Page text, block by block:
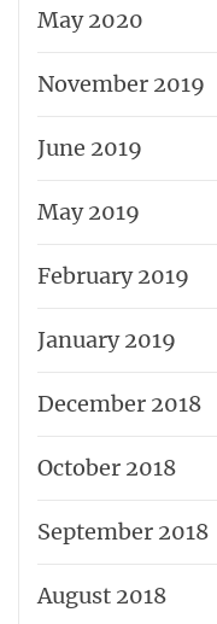
May 2020
November 2019
June 2019
May 2019
February 2019
January 2019
December 2018
October 2018
September 2018
August 2018